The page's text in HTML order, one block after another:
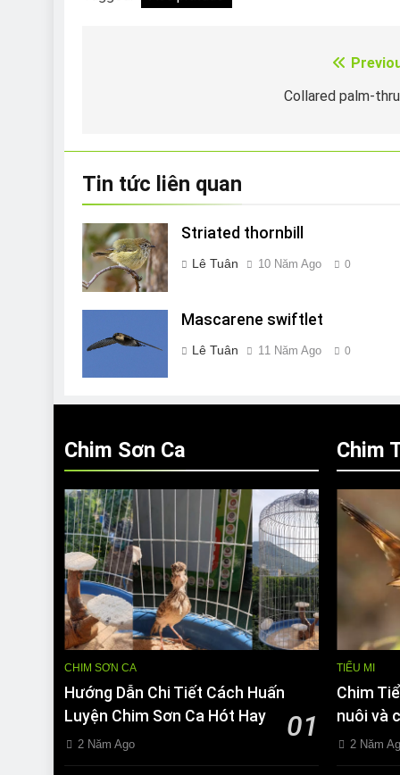
Collared palm-
Tin tức liên quan
Striated thornbill
Lê Tuân 10 Năm Ago 0
Mascarene swiftlet
Lê Tuân 11 Năm Ago 0
Chim Sơn Ca
CHIM SƠN CA
Hướng Dẫn Chi Tiết Cách Huấn
Luyện Chim Sơn Ca Hót Hay
01
2 Năm Ago
Chim
TIỂU MI
Chim
nuôi và
2 Năm